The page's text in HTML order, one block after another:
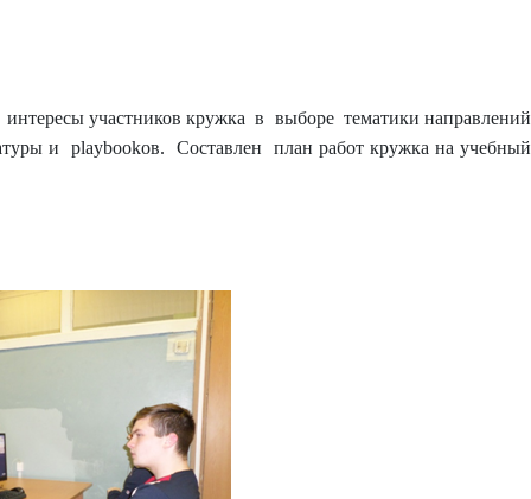
интересы участников кружка в выборе тематики направлений
и playbookов. Составлен план работ кружка на учебный